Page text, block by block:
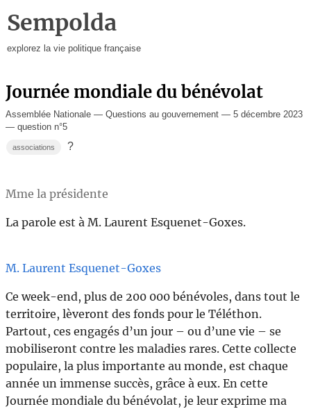
Sempolda
explorez la vie politique française
Journée mondiale du bénévolat
Assemblée Nationale — Questions au gouvernement — 5 décembre 2023
— question n°5
associations ?
Mme la présidente
La parole est à M. Laurent Esquenet-Goxes.
M. Laurent Esquenet-Goxes
Ce week-end, plus de 200 000 bénévoles, dans tout le
territoire, lèveront des fonds pour le Téléthon.
Partout, ces engagés d’un jour – ou d’une vie – se
mobiliseront contre les maladies rares. Cette collecte
populaire, la plus importante au monde, est chaque
année un immense succès, grâce à eux. En cette
Journée mondiale du bénévolat, je leur exprime ma